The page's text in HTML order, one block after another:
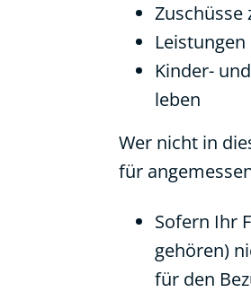
Kinder-
leben
Wer nicht in
für
Sofern Ihr
gehören)
für den